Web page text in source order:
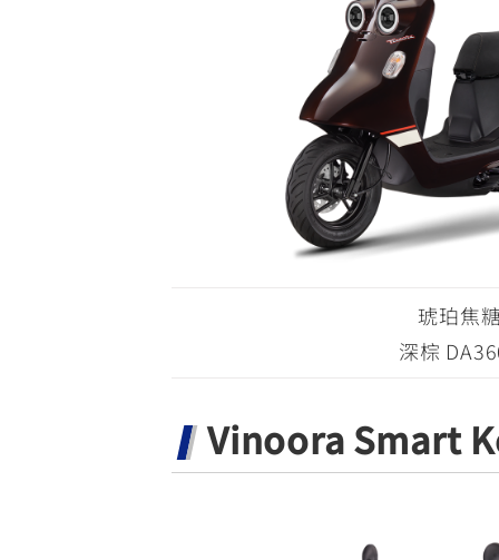
琥珀焦
深棕
Vinoora Smart